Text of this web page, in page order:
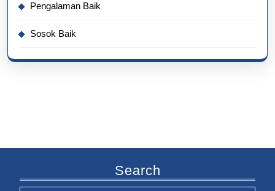
Pengalaman Baik
Sosok Baik
Search